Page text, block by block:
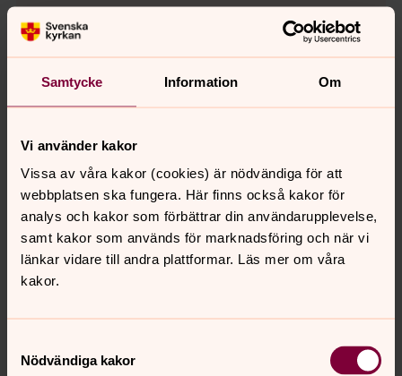
Samtycke Information Om
Vi använder kakor
Vissa av våra kakor (cookies) är nödvändiga för att
webbplatsen ska fungera. Här finns också kakor för
analys och kakor som förbättrar din användarupplevelse,
samt kakor som används för marknadsföring och när vi
länkar vidare till andra plattformar. Läs mer om våra
kakor.
Nödvändiga kakor
Ulrika Johansson Lundkvist
Mobil:072-2140068
e